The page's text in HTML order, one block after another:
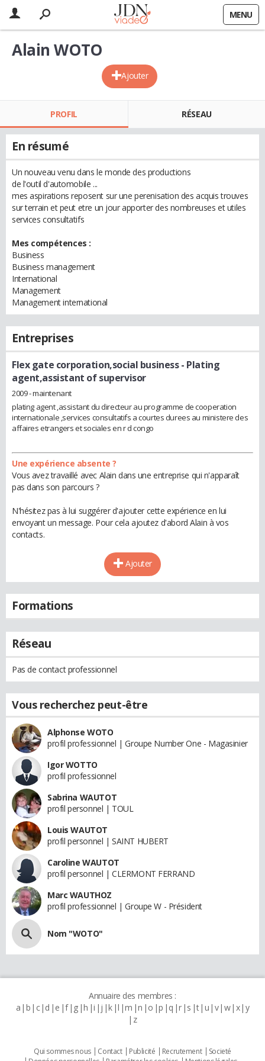
MENU
Ajouter
Alain WOTO
PROFIL RÉSEAU
En résumé
Un nouveau venu dans le monde des productions
de l'outil d'automobile ...
mes aspirations reposent sur une perenisation des acquis trouves
sur terrain et peut etre un jour apporter des nombreuses et utiles
services consultatifs
Mes compétences :
Business
Business management
International
Management
Management international
Entreprises
Flex gate corporation,social business- Plating
agent,assistant of supervisor
2009 - maintenant
plating agent ,assistant du directeur au programme de cooperation
internationale ,services consultatifs a courtes durees au ministere des
affaires etrangers et sociales en r d congo
Une expérience absente ?
Vous avez travaillé avec Alain dans une entreprise qui n'apparaît
pas dans son parcours ?
N'hésitez pas à lui suggérer d'ajouter cette expérience en lui
envoyant un message. Pour cela ajoutez d'abord Alain à vos
contacts.
Ajouter
Formations
Réseau
Pas de contact professionnel
Vous recherchez peut-être
Alphonse WOTO
profil professionnel | Groupe Number One - Magasinier
Igor WOTTO
profil professionnel
Sabrina WAUTOT
profil personnel | TOUL
Louis WAUTOT
profil personnel | SAINT HUBERT
Caroline WAUTOT
profil personnel | CLERMONT FERRAND
Marc WAUTHOZ
profil professionnel | Groupe W - Président
Nom "WOTO"
Annuaire des membres :
a b c d e f g h i j k l m n o p q r s t u v w x y
z
Qui sommes nous Contact Publicité Recrutement
Societé